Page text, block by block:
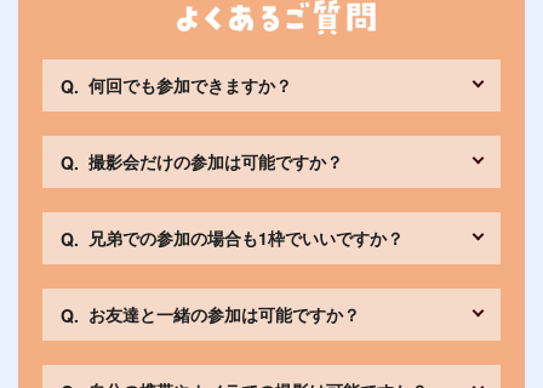
何回でも参加できますか？
撮影会だけの参加は可能ですか？
兄弟での参加の場合も1枠でいいですか？
お友達と一緒の参加は可能ですか？